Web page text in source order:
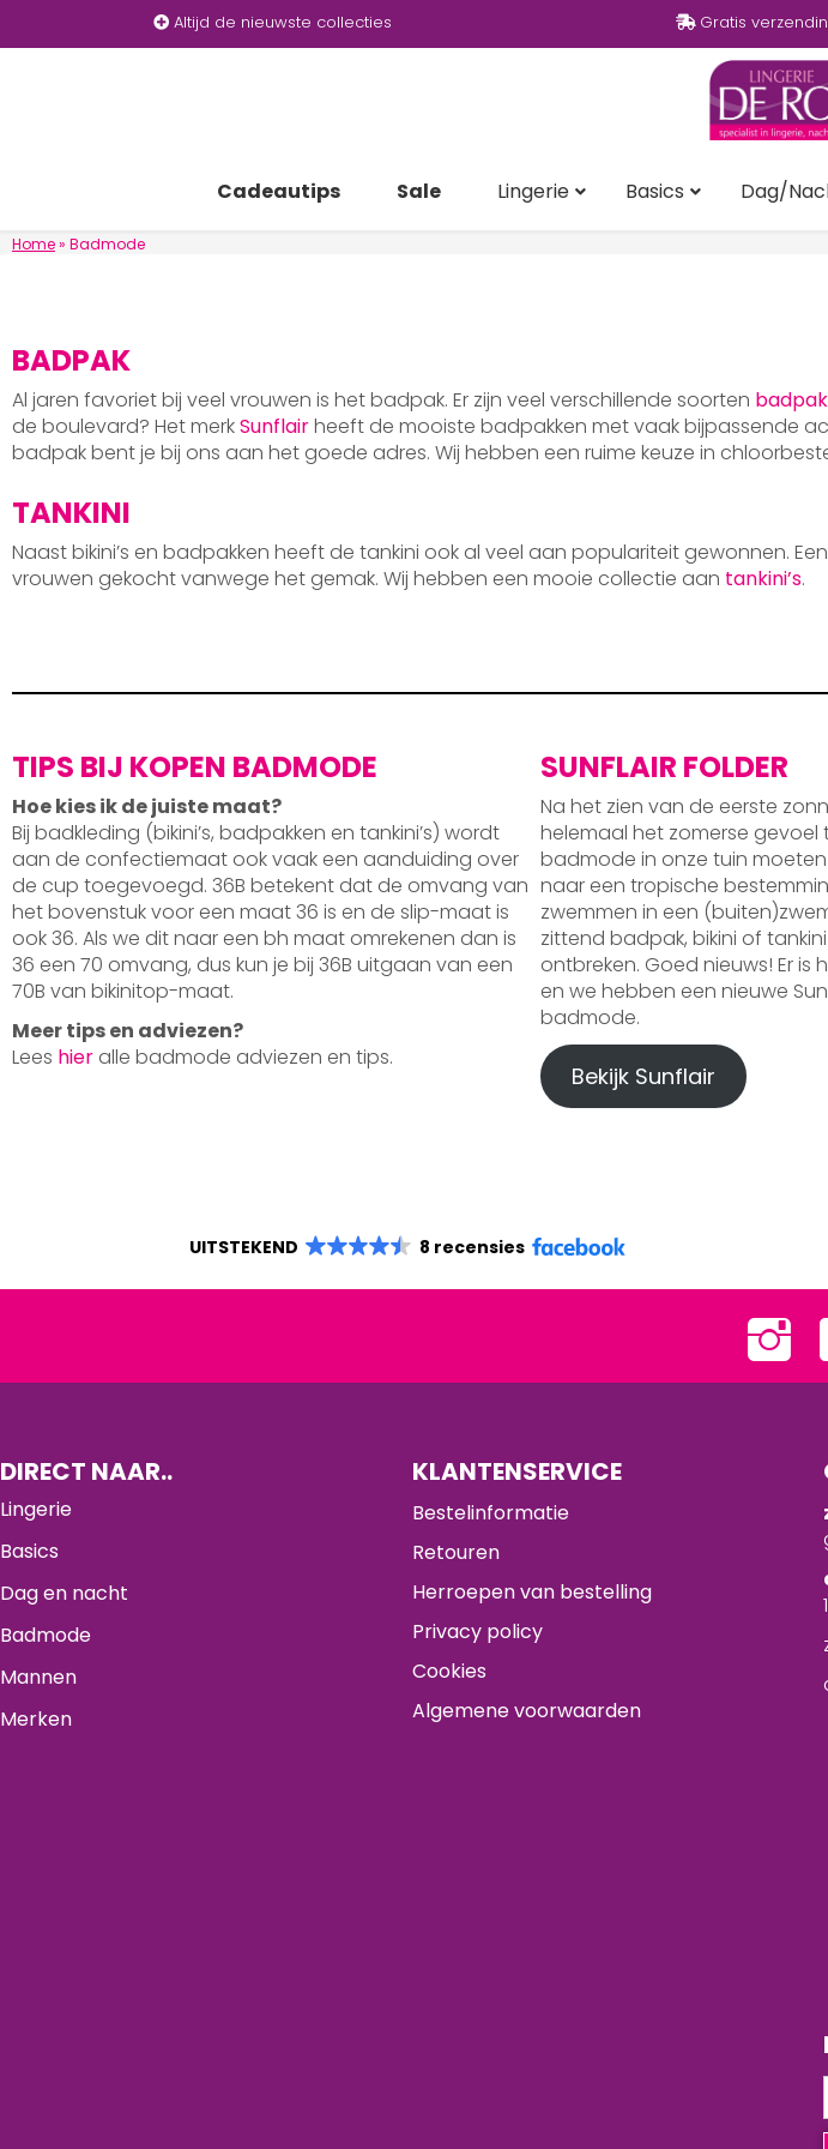
Altijd de nieuwste collecties Gratis
Cadeautips Sale Lingerie Basics Dag/
Home» Badmode
BADPAK
Al jaren favoriet bij veel vrouwen is het badpak. Er zijn veel verschillende soorten
de boulevard? Het merkSunflairheeft de mooiste badpakken met vaak bijpassende
badpak bent je bij ons aan het goede adres. Wij hebben een ruime keuze in
TANKINI
Naast bikini’s en badpakken heeft de tankini ook al veel aan populariteit gewonnen.
vrouwen gekocht vanwege het gemak. Wij hebben een mooie collectie aan tankini’s.
TIPS BIJ KOPEN BADMODE
Hoe kies ik de juiste maat?
Bij badkleding (bikini’s, badpakken en tankini’s) wordt
aan de confectiemaat ook vaak een aanduiding over
de cup toegevoegd. 36B betekent dat de omvang van
het bovenstuk voor een maat 36 is en de slip-maat is
ook 36. Als we dit naar een bh maat omrekenen dan is
36 een 70 omvang, dus kun je bij 36B uitgaan van een
70B van bikinitop-maat.
Meer tips en adviezen?
Lees hier alle badmode adviezen en tips.
SUNFLAIR FOLDER
Na het zien van de eerste
helemaal het zomerse gevoel
badmode in onze tuin
naar een tropische
zwemmen in een
zittend badpak, bikini of
ontbreken. Goed nieuws! Er
en we hebben een nieuwe
badmode.
Bekijk Sunflair
UITSTEKEND 8 recensies
DIRECT NAAR..
Lingerie
Basics
Dag en nacht
Badmode
Mannen
Merken
KLANTENSERVICE
Bestelinformatie
Retouren
Herroepen van bestelling
Privacy policy
Cookies
Algemene voorwaarden